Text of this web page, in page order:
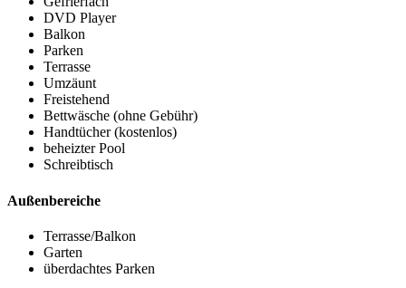
DVD Player
Balkon
Parken
Terrasse
Umzäunt
Freistehend
Bettwäsche (ohne Gebühr)
Handtücher (kostenlos)
beheizter Pool
Schreibtisch
Außenbereiche
Terrasse/Balkon
Garten
überdachtes Parken